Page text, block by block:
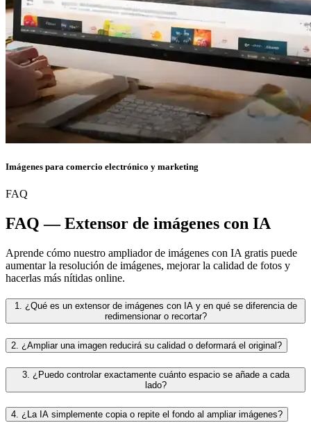
Imágenes para comercio electrónico y marketing
FAQ
FAQ — Extensor de imágenes con IA
Aprende cómo nuestro ampliador de imágenes con IA gratis puede
aumentar la resolución de imágenes, mejorar la calidad de fotos y
hacerlas más nítidas online.
1. ¿Qué es un extensor de imágenes con IA y en qué se diferencia de
redimensionar o recortar?
2. ¿Ampliar una imagen reducirá su calidad o deformará el original?
3. ¿Puedo controlar exactamente cuánto espacio se añade a cada
lado?
4. ¿La IA simplemente copia o repite el fondo al ampliar imágenes?